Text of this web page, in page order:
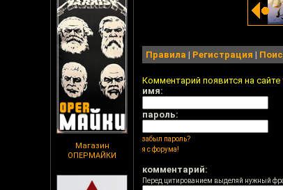
Магазин
ОПЕРМАЙКИ
Правила | Регистрация |
Комментарий появится на
имя:
пароль:
забыл пароль?
я с форума!
комментарий:
Перед цитированием выделяй нужный